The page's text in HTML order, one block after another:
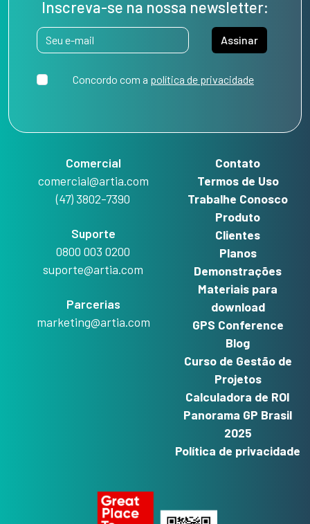
Inscreva-se na nossa newsletter:
Assinar
Concordo com a política de privacidade
Comercial
comercial@artia.com
(47) 3802-7390
Suporte
0800 003 0200
suporte@artia.com
Parcerias
marketing@artia.com
Contato
Termos de Uso
Trabalhe Conosco
Produto
Clientes
Planos
Demonstrações
Materiais para
download
GPS Conference
Blog
Curso de Gestão de
Projetos
Calculadora de ROI
Panorama GP Brasil
2025
Política de privacidade